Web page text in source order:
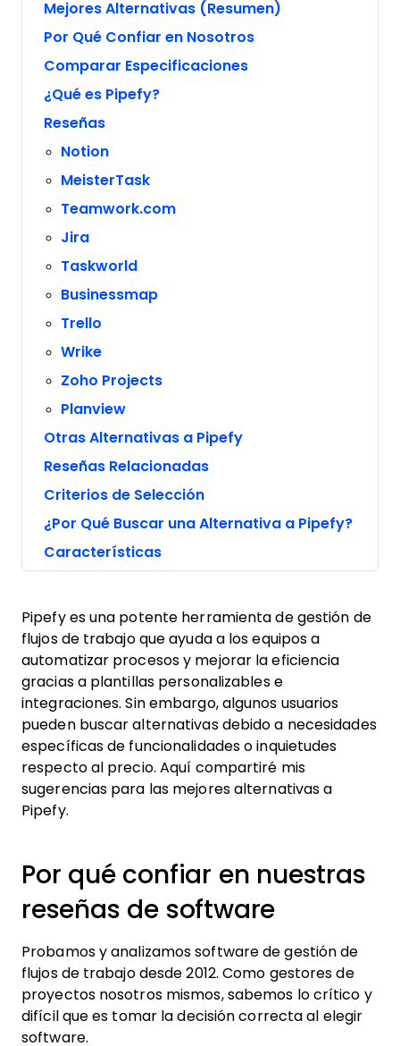
Mejores Alternativas (Resumen)
Por Qué Confiar en Nosotros
Comparar Especificaciones
¿Qué es Pipefy?
Reseñas
Notion
MeisterTask
Teamwork.com
Jira
Taskworld
Businessmap
Trello
Wrike
Zoho Projects
Planview
Otras Alternativas a Pipefy
Reseñas Relacionadas
Criterios de Selección
¿Por Qué Buscar una Alternativa a Pipefy?
Características
Pipefy es una potente herramienta de gestión de
flujos de trabajo que ayuda a los equipos a
automatizar procesos y mejorar la eficiencia
gracias a plantillas personalizables e
integraciones. Sin embargo, algunos usuarios
pueden buscar alternativas debido a necesidades
específicas de funcionalidades o inquietudes
respecto al precio. Aquí compartiré mis
sugerencias para las mejores alternativas a
Pipefy.
Por qué confiar en nuestras
reseñas de software
Probamos y analizamos software de gestión de
flujos de trabajo desde 2012. Como gestores de
proyectos nosotros mismos, sabemos lo crítico y
difícil que es tomar la decisión correcta al elegir
software.